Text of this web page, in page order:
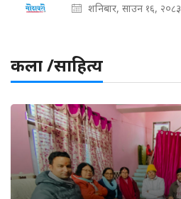
शनिबार, साउन १६, २०८३
कला /साहित्य